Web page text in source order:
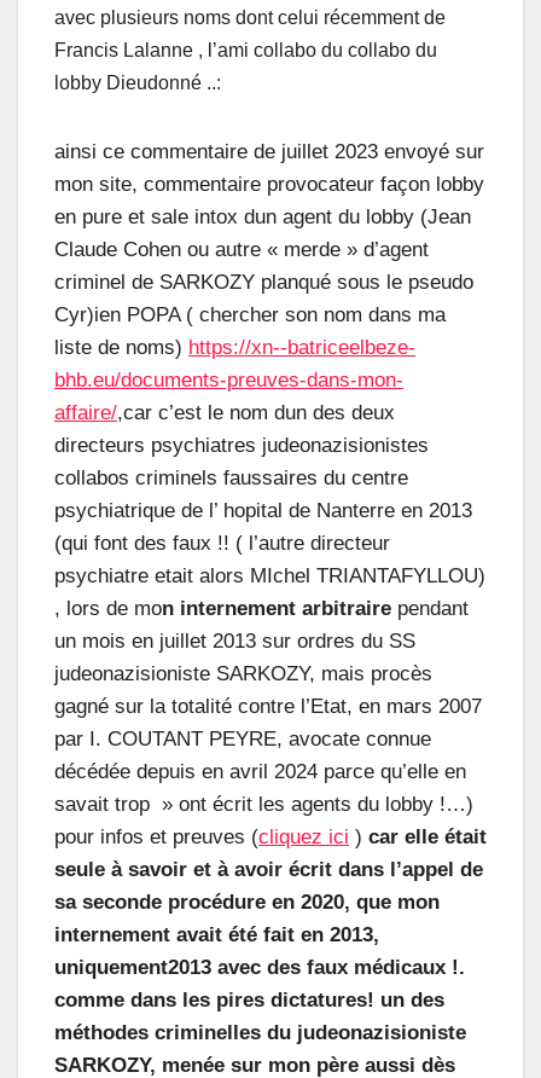
avec plusieurs noms dont celui récemment de
Francis Lalanne , l’ami collabo du collabo du
lobby Dieudonné ..:
ainsi ce commentaire de juillet 2023 envoyé sur
mon site, commentaire provocateur façon lobby
en pure et sale intox dun agent du lobby (Jean
Claude Cohen ou autre « merde » d’agent
criminel de SARKOZY planqué sous le pseudo
Cyr)ien POPA ( chercher son nom dans ma
liste de noms) https://xn--batriceelbeze-
bhb.eu/documents-preuves-dans-mon-
affaire/,car c’est le nom dun des deux
directeurs psychiatres judeonazisionistes
collabos criminels faussaires du centre
psychiatrique de l’ hopital de Nanterre en 2013
(qui font des faux !! ( l’autre directeur
psychiatre etait alors MIchel TRIANTAFYLLOU)
, lors de mon internement arbitraire pendant
un mois en juillet 2013 sur ordres du SS
judeonazisioniste SARKOZY, mais procès
gagné sur la totalité contre l’Etat, en mars 2007
par I. COUTANT PEYRE, avocate connue
décédée depuis en avril 2024 parce qu’elle en
savait trop » ont écrit les agents du lobby !…)
pour infos et preuves (cliquez ici ) car elle était
seule à savoir et à avoir écrit dans l’appel de
sa seconde procédure en 2020, que mon
internement avait été fait en 2013,
uniquement2013 avec des faux médicaux !.
comme dans les pires dictatures! un des
méthodes criminelles du judeonazisioniste
SARKOZY, menée sur mon père aussi dès